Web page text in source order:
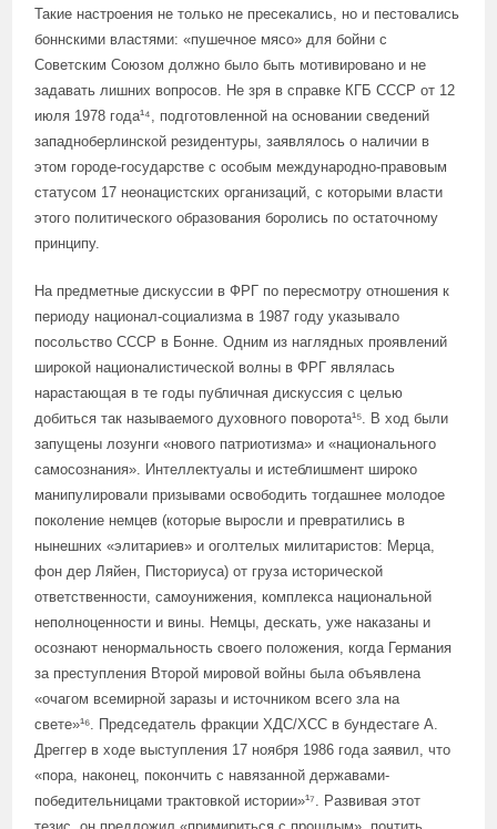
Такие настроения не только не пресекались, но и пестовались
боннскими властями: «пушечное мясо» для бойни с
Советским Союзом должно было быть мотивировано и не
задавать лишних вопросов. Не зря в справке КГБ СССР от 12
июля 1978 года¹⁴, подготовленной на основании сведений
западноберлинской резидентуры, заявлялось о наличии в
этом городе-государстве с особым международно-правовым
статусом 17 неонацистских организаций, с которыми власти
этого политического образования боролись по остаточному
принципу.
На предметные дискуссии в ФРГ по пересмотру отношения к
периоду национал-социализма в 1987 году указывало
посольство СССР в Бонне. Одним из наглядных проявлений
широкой националистической волны в ФРГ являлась
нарастающая в те годы публичная дискуссия с целью
добиться так называемого духовного поворота¹⁵. В ход были
запущены лозунги «нового патриотизма» и «национального
самосознания». Интеллектуалы и истеблишмент широко
манипулировали призывами освободить тогдашнее молодое
поколение немцев (которые выросли и превратились в
нынешних «элитариев» и оголтелых милитаристов: Мерца,
фон дер Ляйен, Писториуса) от груза исторической
ответственности, самоунижения, комплекса национальной
неполноценности и вины. Немцы, дескать, уже наказаны и
осознают ненормальность своего положения, когда Германия
за преступления Второй мировой войны была объявлена
«очагом всемирной заразы и источником всего зла на
свете»¹⁶. Председатель фракции ХДС/ХСС в бундестаге А.
Дреггер в ходе выступления 17 ноября 1986 года заявил, что
«пора, наконец, покончить с навязанной державами-
победительницами трактовкой истории»¹⁷. Развивая этот